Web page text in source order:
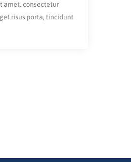
amet, consectetur
risus porta, tincidunt